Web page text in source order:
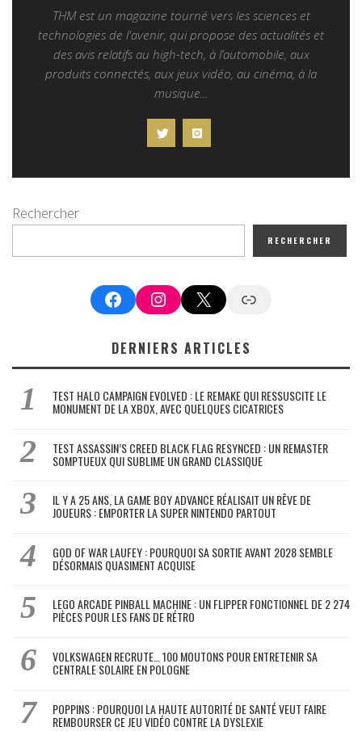
THM est un magazine tourné vers les sciences et
technologies de l'avenir, qui propose des actualités et
des avis relatifs au high-tech, à l’automobile, aux
produits connectés, aux jeux vidéo, au cinéma, à la
musique...
Rechercher
RECHERCHER
FacebookInstagram
X Google News
DERNIERS ARTICLES
TEST HALO CAMPAIGN EVOLVED : LE REMAKE QUI RESSUSCITE LE
MONUMENT DE LA XBOX, AVEC QUELQUES CICATRICES
TEST ASSASSIN’S CREED BLACK FLAG RESYNCED : UN REMASTER
SOMPTUEUX QUI SUBLIME UN GRAND CLASSIQUE
IL Y A 25 ANS, LA GAME BOY ADVANCE RÉALISAIT UN RÊVE DE
JOUEURS : EMPORTER LA SUPER NINTENDO PARTOUT
GOD OF WAR LAUFEY : POURQUOI SA SORTIE AVANT 2028 SEMBLE
DÉSORMAIS QUASIMENT ACQUISE
LEGO ARCADE PINBALL MACHINE : UN FLIPPER FONCTIONNEL DE 2 274
PIÈCES POUR LES FANS DE RÉTRO
VOLKSWAGEN RECRUTE… 100 MOUTONS POUR ENTRETENIR SA
CENTRALE SOLAIRE EN POLOGNE
POPPINS : POURQUOI LA HAUTE AUTORITÉ DE SANTÉ VEUT FAIRE
REMBOURSER CE JEU VIDÉO CONTRE LA DYSLEXIE